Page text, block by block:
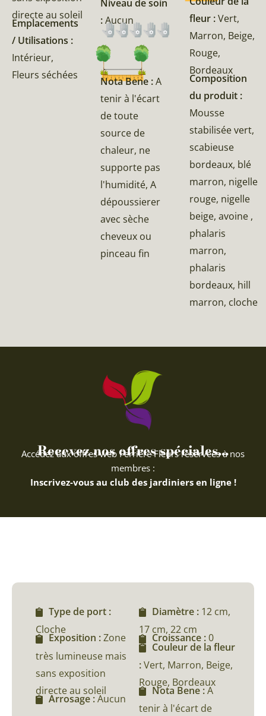
directe au soleil
Emplacements
/ Utilisations :
Intérieur,
Fleurs séchées
Niveau de soin
:Aucun
Nota Bene :A
tenir à l'écart
de toute
source de
chaleur, ne
supporte pas
l'humidité, A
dépoussierer
avec sèche
cheveux ou
pinceau fin
fleur :Vert,
Marron, Beige,
Rouge,
Bordeaux
Composition
du produit :
Mousse
stabilisée vert,
scabieuse
bordeaux, blé
marron, nigelle
rouge, nigelle
beige, avoine ,
phalaris
marron,
phalaris
bordeaux, hill
marron, cloche
Recevez nos offres spéciales...
Accédez aux offres web Ferriere Fleurs réservées à nos
membres :
Inscrivez-vous au club des jardiniers en ligne !
Type de port :
Cloche
Exposition :Zone
très lumineuse mais
sans exposition
directe au soleil
Arrosage :Aucun
Diamètre : 12 cm,
17 cm, 22 cm
Croissance :0
Couleur de la fleur
:Vert, Marron, Beige,
Rouge, Bordeaux
Nota Bene :A
tenir à l'écart de